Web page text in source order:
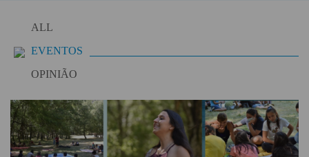
ALL
EVENTOS
OPINIÃO